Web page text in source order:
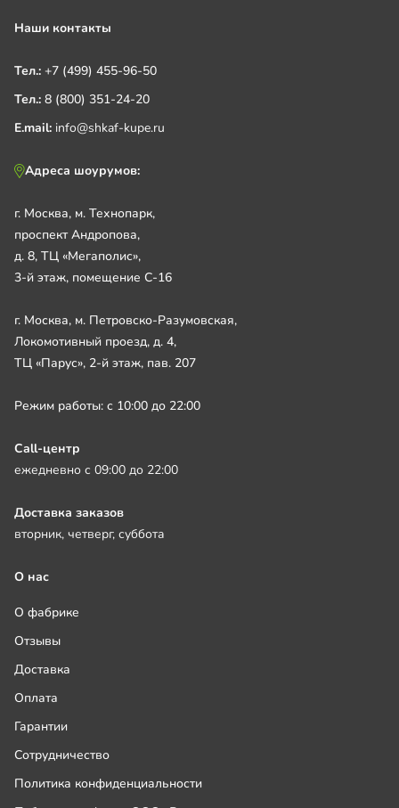
Наши контакты
Тел.: +7 (499) 455-96-50
Тел.: 8 (800) 351-24-20
E.mail: info@shkaf-kupe.ru
Адреса шоурумов:
г. Москва, м. Технопарк,
проспект Андропова,
д. 8, ТЦ «Мегаполис»,
3-й этаж, помещение С-16
г. Москва, м. Петровско-Разумовская,
Локомотивный проезд, д. 4,
ТЦ «Парус», 2-й этаж, пав. 207
Режим работы: с 10:00 до 22:00
Call-центр
ежедневно с 09:00 до 22:00
Доставка заказов
вторник, четверг, суббота
О нас
О фабрике
Отзывы
Доставка
Оплата
Гарантии
Сотрудничество
Политика конфиденциальности